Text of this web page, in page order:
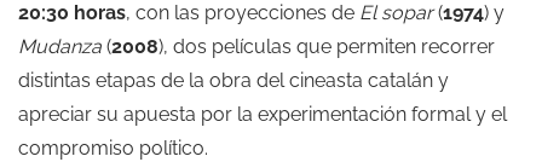
20:30 horas, con las proyecciones de El sopar(1974) y
Mudanza (2008), dos películas que permiten recorrer
distintas etapas de la obra del cineasta catalán y
apreciar su apuesta por la experimentación formal y el
compromiso político.